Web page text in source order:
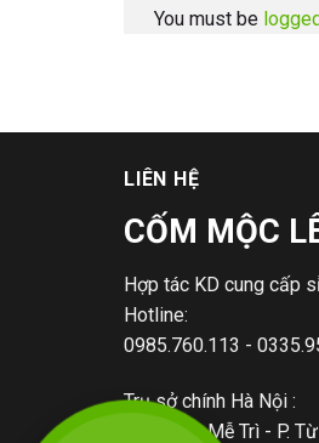
You must be
LIÊN HỆ
CỐM MỘC
Hợp tác KD cung cấp
Hotline:
0985.760.113 -
Trụ sở chính Hà Nội :
+ 59/130 Mễ Trì - P.